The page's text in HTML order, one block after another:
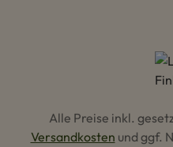
Alle Preise inkl.
Versandkosten und ggf.